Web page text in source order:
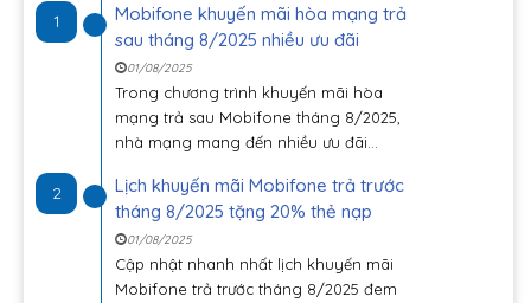
1
Mobifone khuyến mãi hòa mạng trả
sau tháng 8/2025 nhiều ưu đãi
01/08/2025
Trong chương trình khuyến mãi hòa
mạng trả sau Mobifone tháng 8/2025,
nhà mạng mang đến nhiều ưu đãi...
2
Lịch khuyến mãi Mobifone trả trước
tháng 8/2025 tặng 20% thẻ nạp
01/08/2025
Cập nhật nhanh nhất lịch khuyến mãi
Mobifone trả trước tháng 8/2025 đem